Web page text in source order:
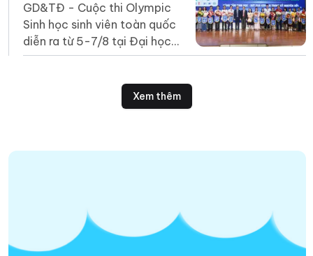
GD&TĐ - Cuộc thi Olympic
Sinh học sinh viên toàn quốc
diễn ra từ 5-7/8 tại Đại học
Duy Tân thu hút 164 thí sinh
Xem thêm